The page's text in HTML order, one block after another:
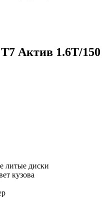
Актив 1.6T/150
литые диски
кузова